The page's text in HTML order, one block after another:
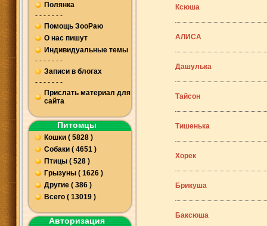
Полянка
- - - - - - -
Помощь ЗооРаю
О нас пишут
Индивидуальные темы
- - - - - - -
Записи в блогах
- - - - - - -
Прислать материал для
сайта
Питомцы
Кошки ( 5828 )
Собаки ( 4651 )
Птицы ( 528 )
Грызуны ( 1626 )
Другие ( 386 )
Всего ( 13019 )
Авторизация
Ксюша
АЛИСА
Дашулька
Тайсон
Тишенька
Хорек
Брикуша
Баксюша